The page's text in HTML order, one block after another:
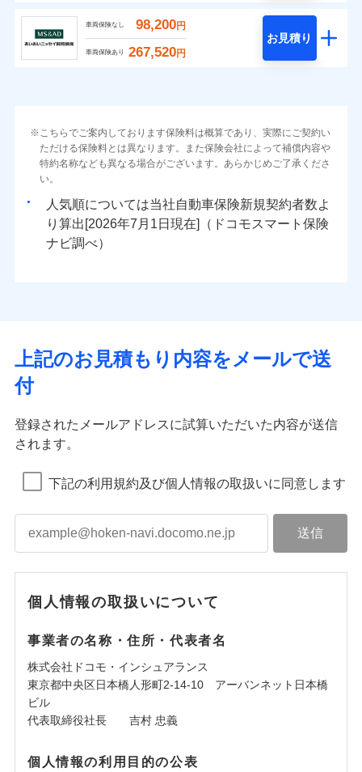
車両保険なし 98,200円
車両保険あり 267,520円
お見積り
こちらでご案内しております保険料は概算であり、実際にご契約い
ただける保険料とは異なります。また保険会社によって補償内容や
特約名称なども異なる場合がございます。あらかじめご了承くださ
い。
人気順については当社
新規契約者数よ
り算出[
年 月
日現在]（ドコモスマート保険
ナビ調べ）
上記のお見積もり内容をメールで送
付
登録されたメールアドレスに試算いただいた内容が送信
されます。
下記の利用規約及び個人情報の取扱いに同意します
個人情報の取扱いについて
事業者の名称・住所・代表者名
株式会社ドコモ・インシュアランス
東京都中央区日本橋人形町2-14-10 アーバンネット日本橋
ビル
代表取締役社長 吉村 忠義
個人情報の利用目的の公表